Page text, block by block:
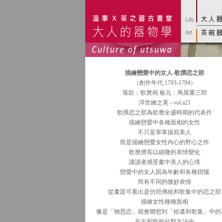
描繪戀愛中的女人-歌撰恋之部
（創作年代:1793-1794）
落款：歌麿画 板元：蔦屋重三郎
浮世繪之美 - vol.a21
歌撰恋之部為歌麿全盛時期的代表作
描繪戀愛中各種面相的女性
不只是單單描寫美人
而是描繪戀愛女性內心的野心之作
歌麿擅長以細微的表情變化
讓讀者感受畫中美人的心境
戀愛中的女人因為年齡和各種煩惱
而有不同的微妙表情
從畫題可看出是仿照傳統和歌集中的恋之部
描繪女性種種面相
像是「物思恋」就會聯想到「拾遺和歌集」中